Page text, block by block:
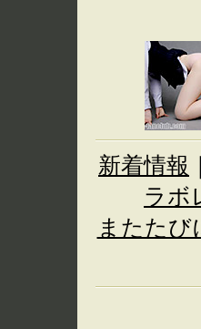
新着情報
ラボ
またたび